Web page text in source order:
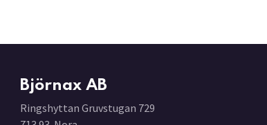
Björnax AB
Ringshyttan Gruvstugan 729